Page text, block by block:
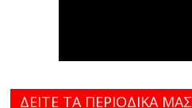
ΔΕΙΤΕ ΤΑ ΠΕΡΙΟΔΙΚΑ MAΣ